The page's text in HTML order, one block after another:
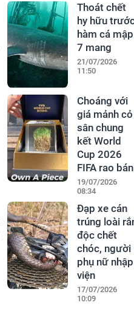
Thoát chết
hy hữu
hàm cá mập
7 mang
21/07/2026
11:50
Choáng với
giá mảnh cỏ
sân chung
kết World
Cup 2026
FIFA rao bán
19/07/2026
08:34
Đạp xe cán
trúng loài
độc chết
chóc, người
phụ nữ nhập
viện
17/07/2026
10:09